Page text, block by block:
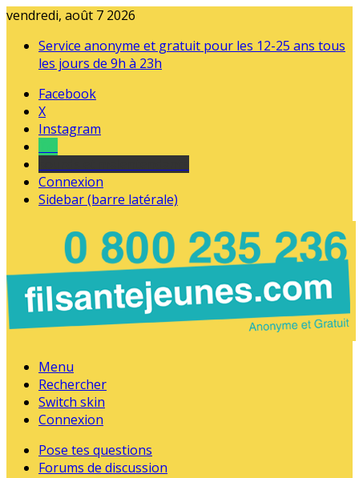
vendredi, août 7 2026
Service anonyme et gratuit pour les 12-25 ans tous
les jours de 9h à 23h
Facebook
X
Instagram
Connexion
Sidebar (barre latérale)
Menu
Rechercher
Switch skin
Connexion
Pose tes questions
Forums de discussion